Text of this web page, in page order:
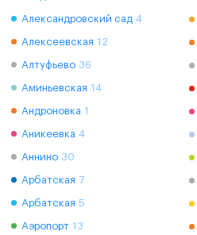
Александровский сад 4
Алексеевская 12
Алтуфьево 36
Аминьевская 14
Андроновка 1
Аникеевка 4
Аннино 30
Арбатская 7
Арбатская 5
Аэропорт 13